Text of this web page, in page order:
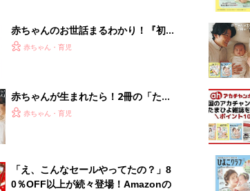
ランキングをもっと見る